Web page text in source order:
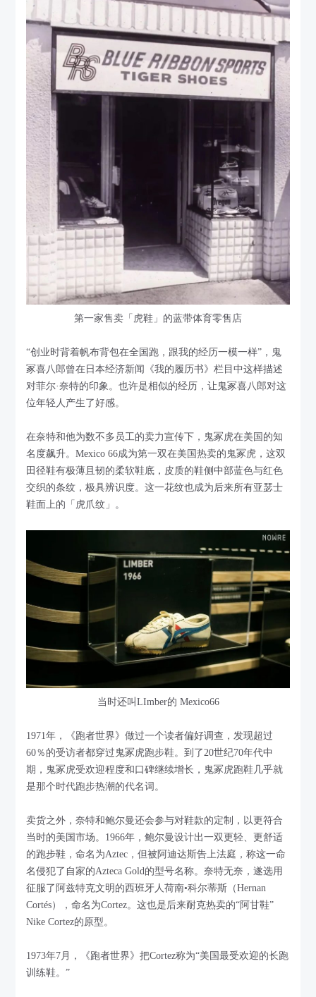
第一家售卖「虎鞋」的蓝带体育零售店
“创业时背着帆布背包在全国跑，跟我的经历一模一样”，鬼
冢喜八郎曾在日本经济新闻《我的履历书》栏目中这样描述
对菲尔·奈特的印象。也许是相似的经历，让鬼冢喜八郎对这
位年轻人产生了好感。
在奈特和他为数不多员工的卖力宣传下，鬼冢虎在美国的知
名度飙升。Mexico 66成为第一双在美国热卖的鬼冢虎，这双
田径鞋有极薄且韧的柔软鞋底，皮质的鞋侧中部蓝色与红色
交织的条纹，极具辨识度。这一花纹也成为后来所有亚瑟士
鞋面上的「虎爪纹」。
当时还叫LImber的 Mexico66
1971年，《跑者世界》做过一个读者偏好调查，发现超过
60％的受访者都穿过鬼冢虎跑步鞋。到了20世纪70年代中
期，鬼冢虎受欢迎程度和口碑继续增长，鬼冢虎跑鞋几乎就
是那个时代跑步热潮的代名词。
卖货之外，奈特和鲍尔曼还会参与对鞋款的定制，以更符合
当时的美国市场。1966年，鲍尔曼设计出一双更轻、更舒适
的跑步鞋，命名为Aztec，但被阿迪达斯告上法庭，称这一命
名侵犯了自家的Azteca Gold的型号名称。奈特无奈，遂选用
征服了阿兹特克文明的西班牙人荷南•科尔蒂斯（Hernan
Cortés），命名为Cortez。这也是后来耐克热卖的“阿甘鞋”
Nike Cortez的原型。
1973年7月，《跑者世界》把Cortez称为“美国最受欢迎的长跑
训练鞋。”